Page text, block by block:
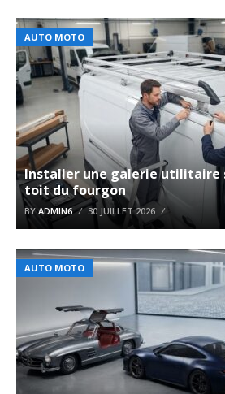
AUTO MOTO
Installer une galerie utilitaire
toit du fourgon
BY ADMIN6 30 JUILLET 2026
AUTO MOTO